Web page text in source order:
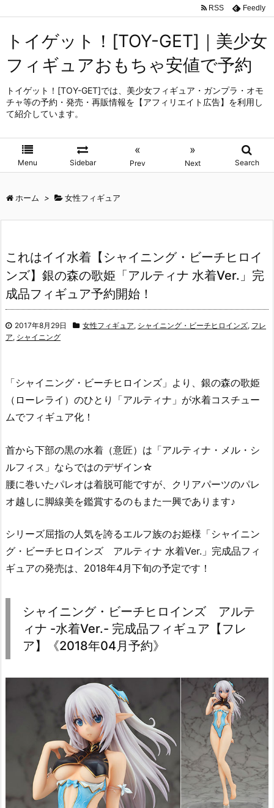
トイゲット！[TOY-GET]｜美少女
フィギュアおもちゃ安値で予約
トイゲット！[TOY-GET]では、美少女フィギュア・ガンプラ・オモ
チャ等の予約・発売・再販情報を【アフィリエイト広告】を利用し
て紹介しています。
Menu Sidebar
«
Prev
»
Next Search
RSS Feedly
ホーム > 女性フィギュア
これはイイ水着【シャイニング・ビーチヒロイ
ンズ】銀の森の歌姫「アルティナ 水着Ver.」完
成品フィギュア予約開始！
2017年8月29日 女性フィギュア, シャイニング・ビーチヒロインズ, フレ
ア, シャイニング
「シャイニング・ビーチヒロインズ」より、銀の森の歌姫
（ローレライ）のひとり「アルティナ」が水着コスチュー
ムでフィギュア化！
首から下部の黒の水着（意匠）は「アルティナ・メル・シ
ルフィス」ならではのデザイン☆
腰に巻いたパレオは着脱可能ですが、クリアパーツのパレ
オ越しに脚線美を鑑賞するのもまた一興であります♪
シリーズ屈指の人気を誇るエルフ族のお姫様「シャイニン
グ・ビーチヒロインズ アルティナ 水着Ver.」完成品フィ
ギュアの発売は、2018年4月下旬の予定です！
シャイニング・ビーチヒロインズ アルテ
ィナ -水着Ver.- 完成品フィギュア【フレ
ア】《2018年04月予約》